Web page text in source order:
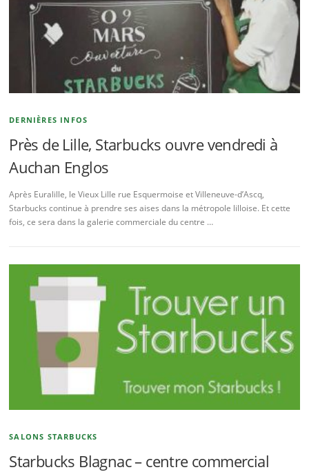
DERNIÈRES INFOS
Près de Lille, Starbucks ouvre vendredi à
Auchan Englos
Après Euralille, le Vieux Lille rue Esquermoise et Villeneuve-d’Ascq,
Starbucks continue à prendre ses aises dans la métropole lilloise. Et cette
fois, ce sera dans la galerie commerciale du centre …
SALONS STARBUCKS
Starbucks Blagnac – centre commercial